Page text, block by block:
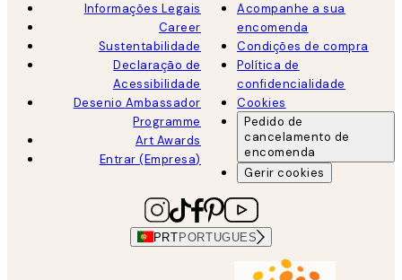
Informações Legais
Career
Sustentabilidade
Declaração de
Acessibilidade
Desenio Ambassador
Programme
Art Awards
Entrar (Empresa)
Acompanhe a sua
encomenda
Condições de compra
Política de
confidencialidade
Cookies
Pedido de
cancelamento de
encomenda
Gerir cookies
PRTPORTUGUES